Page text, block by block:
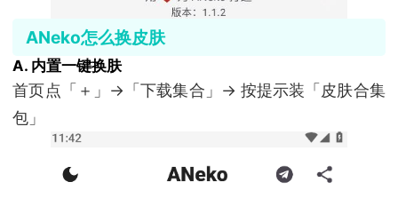
ANeko怎么换皮肤
A. 内置一键换肤
首页点「＋」→「下载集合」→ 按提示装「皮肤合集
包」